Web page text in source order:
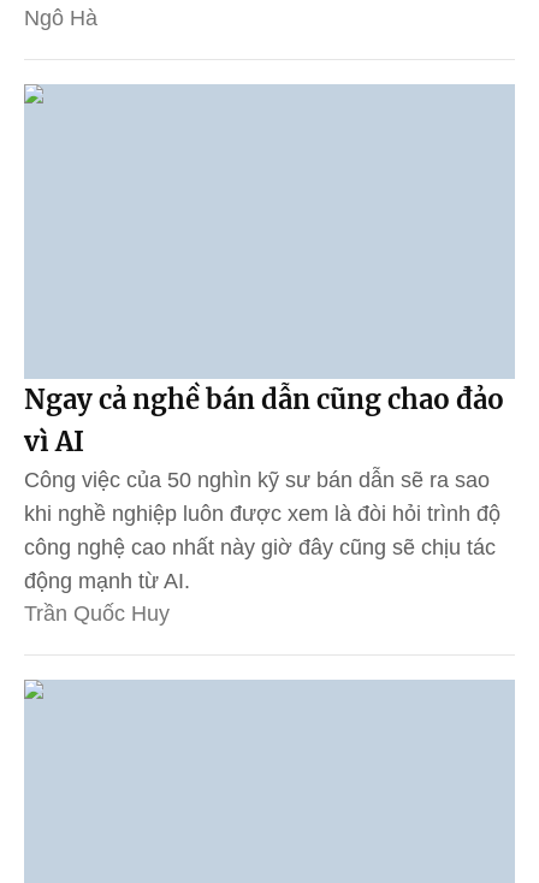
Ngô Hà
Ngay cả nghề bán dẫn cũng chao đảo
vì AI
Công việc của 50 nghìn kỹ sư bán dẫn sẽ ra sao
khi nghề nghiệp luôn được xem là đòi hỏi trình độ
công nghệ cao nhất này giờ đây cũng sẽ chịu tác
động mạnh từ AI.
Trần Quốc Huy